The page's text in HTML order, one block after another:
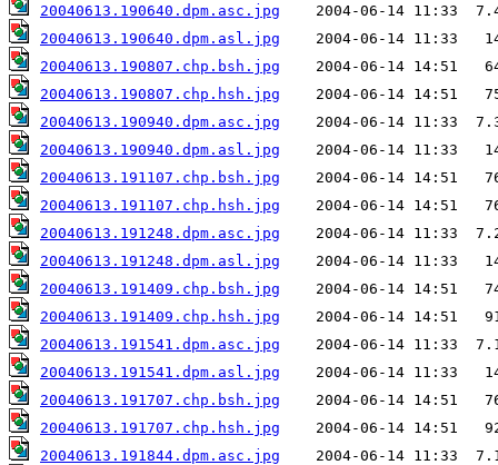
20040613.190640.dpm.asc.jpg
20040613.190640.dpm.asl.jpg
20040613.190807.chp.bsh.jpg
20040613.190807.chp.hsh.jpg
20040613.190940.dpm.asc.jpg
20040613.190940.dpm.asl.jpg
20040613.191107.chp.bsh.jpg
20040613.191107.chp.hsh.jpg
20040613.191248.dpm.asc.jpg
20040613.191248.dpm.asl.jpg
20040613.191409.chp.bsh.jpg
20040613.191409.chp.hsh.jpg
20040613.191541.dpm.asc.jpg
20040613.191541.dpm.asl.jpg
20040613.191707.chp.bsh.jpg
20040613.191707.chp.hsh.jpg
20040613.191844.dpm.asc.jpg